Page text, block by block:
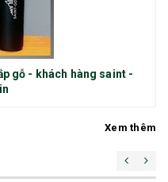
gỗ - khách hàng saint -
Xem thêm